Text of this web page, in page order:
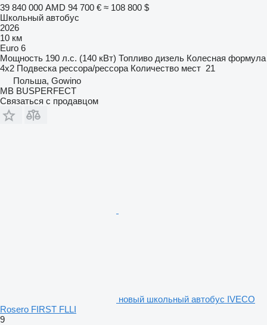
39 840 000 AMD 94 700 € ≈ 108 800 $
Школьный автобус
2026
10 км
Euro 6
Мощность 190 л.с. (140 кВт) Топливо дизель Колесная формула
4x2 Подвеска рессора/рессора Количество мест 21
Польша, Gowino
MB BUSPERFECT
Связаться с продавцом
новый школьный автобус IVECO
Rosero FIRST FLLI
9